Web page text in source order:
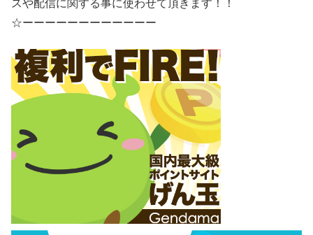
スや配信に関する事に使わせて頂きます！！
☆ーーーーーーーーーーーー